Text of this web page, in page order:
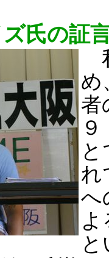
氏の証
め
者
れ
へ
よ